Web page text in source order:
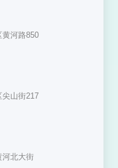
河路850
山街217
河北大街